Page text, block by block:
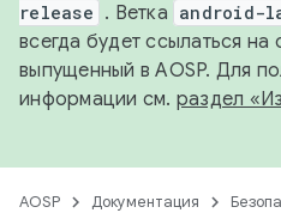
release . Ветка android-
всегда будет ссылаться
выпущенный в AOSP. Для
информации см. раздел
AOSP Документация